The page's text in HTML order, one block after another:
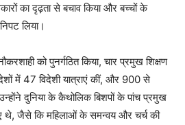
का दृढ़ता से बचाव किया और बच्चों के
लिया।
को पुनर्गठित किया, चार प्रमुख शिक्षण
में 47 विदेशी यात्राएं कीं, और 900 से
दुनिया के कैथोलिक बिशपों के पांच प्रमुख
थे, जैसे कि महिलाओं के समन्वय और चर्च की